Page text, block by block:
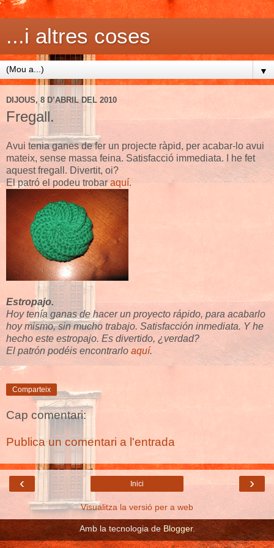
...i altres coses
▼
DIJOUS, 8 D’ABRIL DEL 2010
Fregall.
Avui tenia ganes de fer un projecte ràpid, per acabar-lo avui
mateix, sense massa feina. Satisfacció immediata. I he fet
aquest fregall. Divertit, oi?
El patró el podeu trobaraquí.
Estropajo.
Hoy tenía ganas de hacer un proyecto rápido, para acabarlo
hoy mismo, sin mucho trabajo. Satisfacción inmediata. Y he
hecho este estropajo. Es divertido, ¿verdad?
El patrón podéis encontrarloaquí.
Comparteix
Cap comentari:
Publica un comentari a l'entrada
‹ ›
Inici
Visualitza la versió per a web
Amb la tecnologia deBlogger.